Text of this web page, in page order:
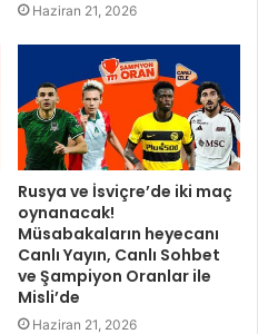
Haziran 21, 2026
Rusya ve İsviçre’de iki maç
oynanacak!
Müsabakaların heyecanı
Canlı Yayın, Canlı Sohbet
ve Şampiyon Oranlar ile
Misli’de
Haziran 21, 2026